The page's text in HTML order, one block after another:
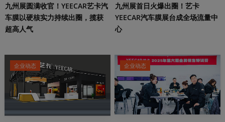
九州展圆满收官！YEECAR艺卡汽
车膜以硬核实力持续出圈，揽获
超高人气
九州展首日火爆出圈！艺卡
YEECAR汽车膜展台成全场流量中
心
企业动态 企业动态